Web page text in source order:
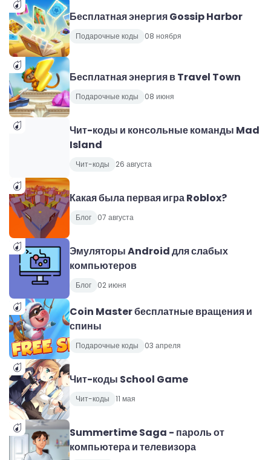
Бесплатная энергия Gossip Harbor
Подарочные коды 08 ноября
Бесплатная энергия в Travel Town
Подарочные коды 08 июня
Чит-коды и консольные команды Mad
Island
Чит-коды 26 августа
Какая была первая игра Roblox?
Блог 07 августа
Эмуляторы Android для слабых
компьютеров
Блог 02 июня
Coin Master бесплатные вращения и
спины
Подарочные коды 03 апреля
Чит-коды School Game
Чит-коды 11 мая
Summertime Saga - пароль от
компьютера и телевизора